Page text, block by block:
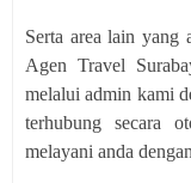
Serta area lain yang
Agen Travel
melalui admin kami
terhubung secara
melayani anda